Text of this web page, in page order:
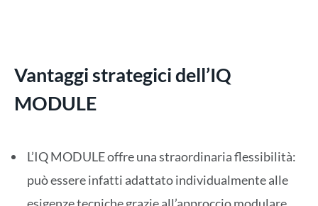
Vantaggi strategici dell’IQ
MODULE
L’IQ MODULE offre una straordinaria flessibilità:
può essere infatti adattato individualmente alle
esigenze tecniche grazie all’approccio modulare,